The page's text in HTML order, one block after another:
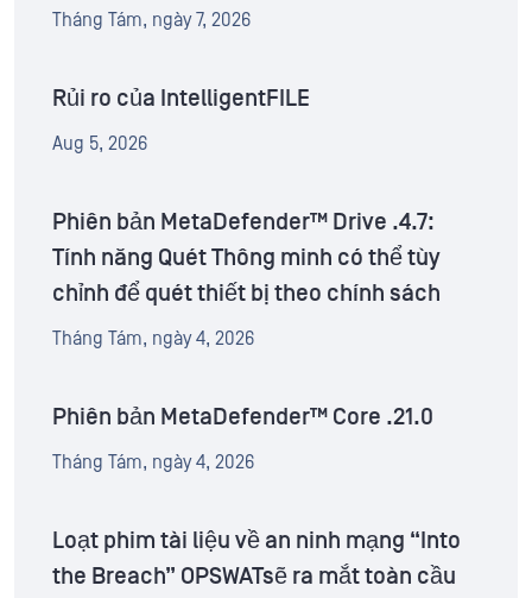
Tháng Tám, ngày 7, 2026
Rủi ro của IntelligentFILE
Aug 5, 2026
Phiên bản MetaDefender™ Drive .4.7:
Tính năng Quét Thông minh có thể tùy
chỉnh để quét thiết bị theo chính sách
Tháng Tám, ngày 4, 2026
Phiên bản MetaDefender™ Core .21.0
Tháng Tám, ngày 4, 2026
Loạt phim tài liệu về an ninh mạng “Into
the Breach” OPSWATsẽ ra mắt toàn cầu